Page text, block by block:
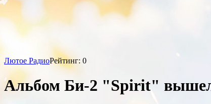
Лютое РадиоРейтинг: 0
Альбом Би-2 "Spirit"